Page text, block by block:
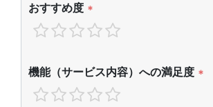
おすすめ度 *
機能（サービス内容）への満足度 *